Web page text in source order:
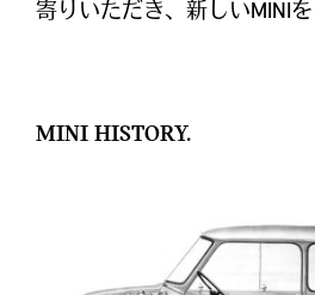
寄りいただき、新しいMINIを
MINI HISTORY.